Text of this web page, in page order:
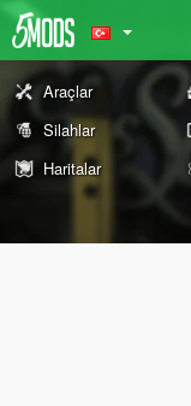
Araçlar
Silahlar
Haritalar